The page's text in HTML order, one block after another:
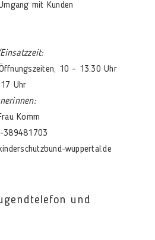
mit Kunden
10 – 13.30 Uhr
Uhr
Komm
389481703
wuppertal.de
und